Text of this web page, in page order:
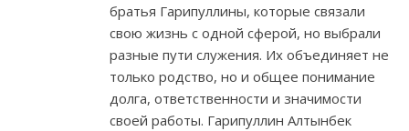
братья Гарипуллины, которые связали
свою жизнь с одной сферой, но выбрали
разные пути служения. Их объединяет не
только родство, но и общее понимание
долга, ответственности и значимости
своей работы. Гарипуллин Алтынбек